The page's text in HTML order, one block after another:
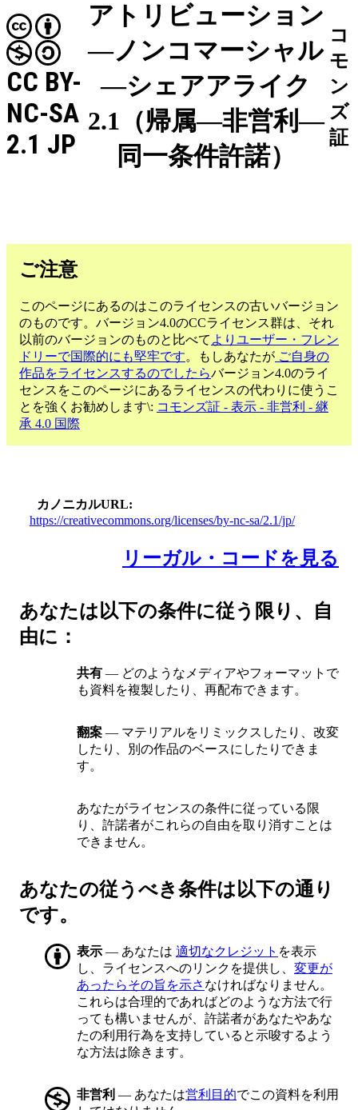
アトリビューション
—ノンコマーシャル
—シェアアライク
2.1（帰属—非営利—
同一条件許諾）
CC BY-
NC-SA
2.1 JP
コ
モ
ン
ズ
証
ご注意
このページにあるのはこのライセンスの古いバージョン
のものです。バージョン4.0のCCライセンス群は、それ
以前のバージョンのものと比べて よりユーザー・フレン
ドリーで国際的にも堅牢です。もしあなたが ご自身の
作品をライセンスするのでしたらバージョン4.0のライ
センスをこのページにあるライセンスの代わりに使うこ
とを強くお勧めします\: コモンズ証 - 表示 - 非営利 - 継
承 4.0 国際
カノニカルURL
https://creativecommons.org/licenses/by-nc-sa/2.1/jp/
リーガル・コードを見る
あなたは以下の条件に従う限り、自
由に：
共有 — どのようなメディアやフォーマットで
も資料を複製したり、再配布できます。
翻案 — マテリアルをリミックスしたり、改変
したり、別の作品のベースにしたりできま
す。
あなたがライセンスの条件に従っている限
り、許諾者がこれらの自由を取り消すことは
できません。
あなたの従うべき条件は以下の通り
です。
表示 — あなたは 適切なクレジット を表示
し、ライセンスへのリンクを提供し、 変更が
あったらその旨を示さ なければなりません。
これらは合理的であればどのような方法で行
っても構いませんが、許諾者があなたやあな
たの利用行為を支持していると示唆するよう
な方法は除きます。
非営利 — あなたは営利目的でこの資料を利用